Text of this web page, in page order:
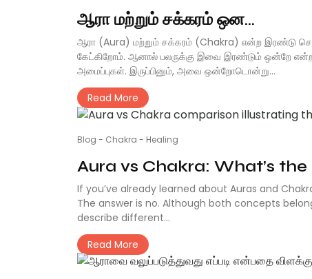
ஆரா மற்றும் சக்கரம் ஒன...
ஆரா (Aura) மற்றும் சக்கரம் (Chakra) என்ற இரண்டு
கேட்கிறோம். ஆனால் பலருக்கு இவை இரண்டும் ஒன்றே
அமைப்புகள். இருப்பினும், அவை ஒன்றோடொன்று...
Read More
Blog - Chakra - Healing
Aura vs Chakra: What’s
If you’ve already learned about Auras and
The answer is no. Although both concepts
describe different...
Read More